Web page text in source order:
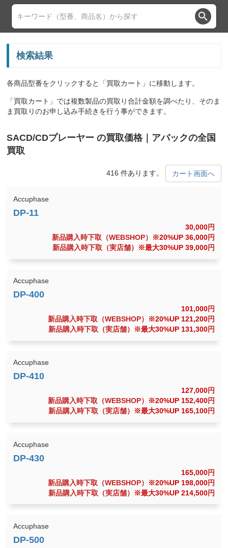
search
検索結果
各商品型番をクリックすると「買取カート」に移動します。
「買取カート」では複数製品の買取り合計金額を調べたり、そのま
ま買取りのお申し込み手続きを行う事ができます。
SACD/CDプレーヤー の買取価格｜アバックの全国
買取
416 件あります。 カート画面へ
Accuphase
30,000円
新品購入時下取（WEBSHOP）
※20%UP 36,000円
新品購入時下取（実店舗）
※最大30%UP 39,000円
Accuphase
101,000円
新品購入時下取（WEBSHOP）
※20%UP 121,200円
新品購入時下取（実店舗）
※最大30%UP 131,300円
Accuphase
127,000円
新品購入時下取（WEBSHOP）
※20%UP 152,400円
新品購入時下取（実店舗）
※最大30%UP 165,100円
Accuphase
165,000円
新品購入時下取（WEBSHOP）
※20%UP 198,000円
新品購入時下取（実店舗）
※最大30%UP 214,500円
Accuphase